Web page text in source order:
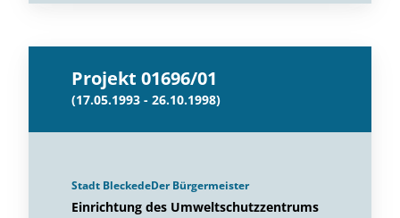
Projekt 01696/01
(17.05.1993 - 26.10.1998)
Stadt BleckedeDer Bürgermeister
Einrichtung des Umweltschutzzentrums